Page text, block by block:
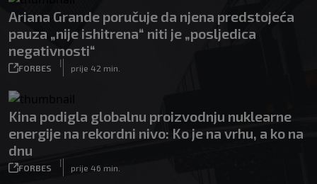
Ariana Grande poručuje da njena predstojeća
pauza „nije ishitrena“ niti je „posljedica
negativnosti“
FORBES
|
prije 42 min.
Kina podigla globalnu proizvodnju nuklearne
energije na rekordni nivo: Ko je na vrhu, a ko na
dnu
FORBES
|
prije 46 min.